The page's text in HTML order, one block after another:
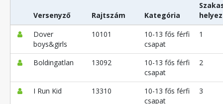
Versenyző Rajtszám Kategória
Dover
boys&girls
10101
10-13 fős férfi
csapat
1
Boldingatlan 13092
10-13 fős férfi
csapat
2
I Run Kid 13310
10-13 fős férfi
csapat
3